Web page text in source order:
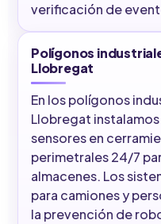
verificación de
Polígonos
Llobregat
En los polígonos
Llobregat
sensores en
perimetrales 24/7
almacenes. Los
para camiones y
la prevención de